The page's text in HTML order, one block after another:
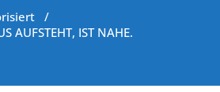
/
AUFSTEHT, IST NAHE.